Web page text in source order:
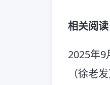
相关阅读
2025年9
（徐老